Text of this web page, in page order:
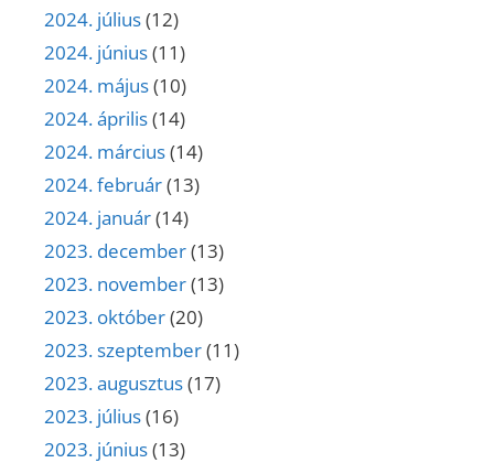
2024. július(12)
2024. június(11)
2024. május(10)
2024. április(14)
2024. március(14)
2024. február(13)
2024. január(14)
2023. december(13)
2023. november(13)
2023. október(20)
2023. szeptember(11)
2023. augusztus(17)
2023. július(16)
2023. június(13)